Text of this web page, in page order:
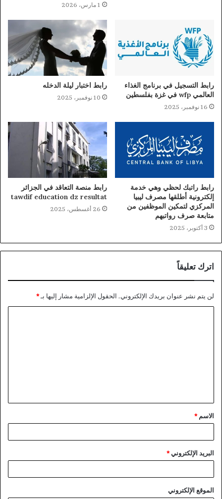
1 مارس، 2026
رابط التسجيل في برنامج الغذاء
العالمي wfp في غزة بفلسطين
16 نوفمبر، 2025
رابط اختبار ليلة الدخله
10 نوفمبر، 2025
رابط راتبك لحظي وهي خدمة
إلكترونية أطلقها مصرف ليبيا
المركزي لتمكين الموظفين من
متابعة صرف رواتبهم
3 أكتوبر، 2025
رابط منصة التعاقد في الجزائر
tawdif education dz resultat
26 أغسطس، 2025
اترك تعليقاً
لن يتم نشر عنوان بريدك الإلكتروني. الحقول الإلزامية مشار إليها بـ*
ق
*
الاسم *
البريد الإلكتروني*
الموقع الإلكتروني